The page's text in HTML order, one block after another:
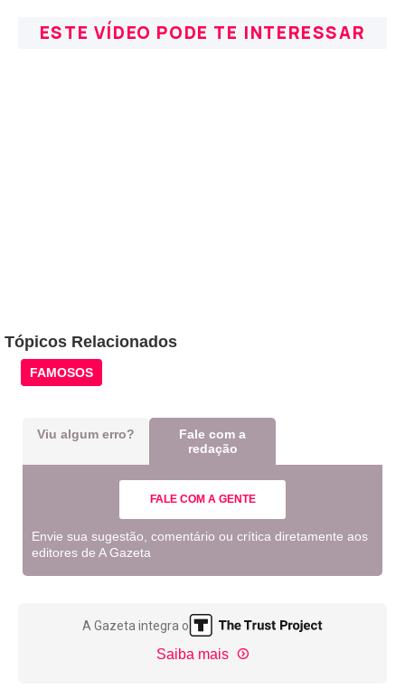
ESTE VÍDEO PODE TE INTERESSAR
Tópicos Relacionados
FAMOSOS
Viu algum erro?
Fale com a
redação
FALE COM A GENTE
Envie sua sugestão, comentário ou crítica diretamente aos
editores de A Gazeta
A Gazeta integra o
Saiba mais